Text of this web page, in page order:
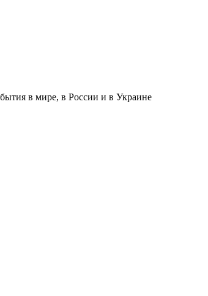
в мире, в России и в Украине